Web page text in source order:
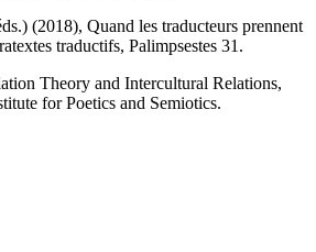
(2018), Quand les traducteurs prennent
traductifs, Palimpsestes 31.
Theory and Intercultural Relations,
for Poetics and Semiotics.